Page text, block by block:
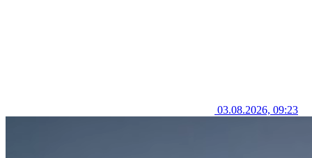
03.08.2026, 09:23